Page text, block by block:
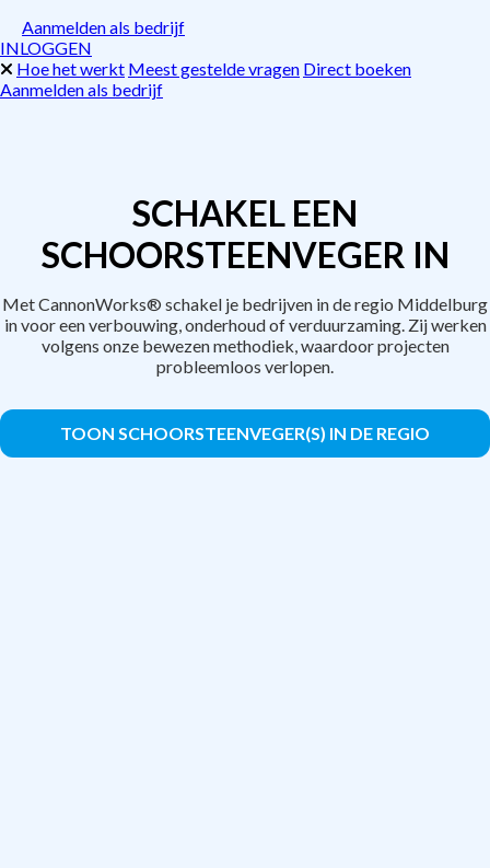
Aanmelden als bedrijf
INLOGGEN
Hoe het werkt Meest gestelde vragen Direct boeken
Aanmelden als bedrijf
SCHAKEL EEN
SCHOORSTEENVEGER IN
Met CannonWorks® schakel je bedrijven in de regio Middelburg
in voor een verbouwing, onderhoud of verduurzaming. Zij werken
volgens onze bewezen methodiek, waardoor projecten
probleemloos verlopen.
TOON SCHOORSTEENVEGER(S) IN DE REGIO